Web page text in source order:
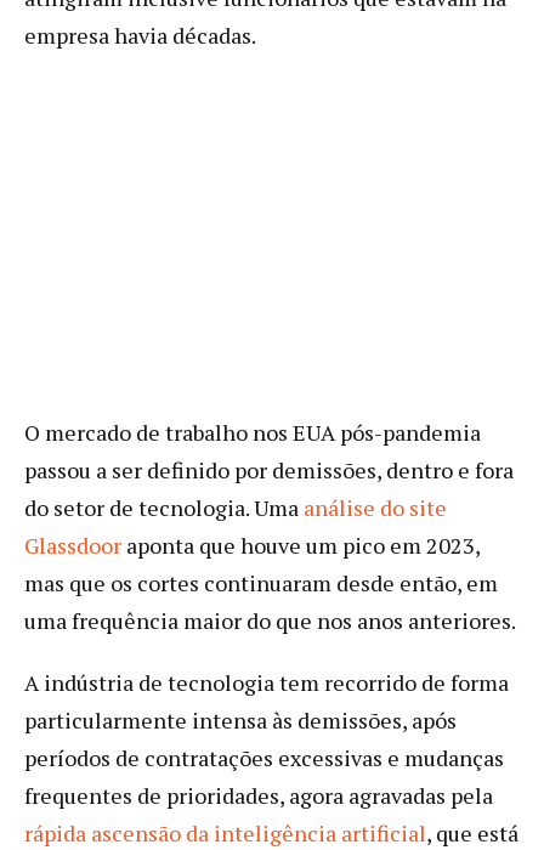
empresa havia décadas.
O mercado de trabalho nos EUA pós-pandemia
passou a ser definido por demissões, dentro e fora
do setor de tecnologia. Uma análise do site
Glassdoor aponta que houve um pico em 2023,
mas que os cortes continuaram desde então, em
uma frequência maior do que nos anos anteriores.
A indústria de tecnologia tem recorrido de forma
particularmente intensa às demissões, após
períodos de contratações excessivas e mudanças
frequentes de prioridades, agora agravadas pela
rápida ascensão da inteligência artificial, que está